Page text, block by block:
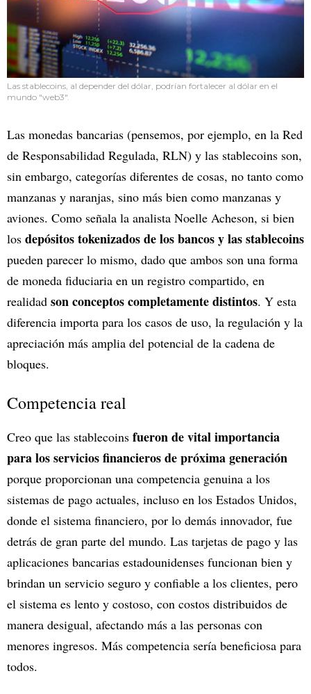
Las stablecoins, al depender del dólar, podrían fortalecer al dólar en el
mundo "web3".
Las monedas bancarias (pensemos, por ejemplo, en la Red
de Responsabilidad Regulada, RLN) y las stablecoins son,
sin embargo, categorías diferentes de cosas, no tanto como
manzanas y naranjas, sino más bien como manzanas y
aviones. Como señala la analista Noelle Acheson, si bien
los depósitos tokenizados de los bancos y las stablecoins
pueden parecer lo mismo, dado que ambos son una forma
de moneda fiduciaria en un registro compartido, en
realidad son conceptos completamente distintos. Y esta
diferencia importa para los casos de uso, la regulación y la
apreciación más amplia del potencial de la cadena de
bloques.
Competencia real
Creo que las stablecoins fueron de vital importancia
para los servicios financieros de próxima generación
porque proporcionan una competencia genuina a los
sistemas de pago actuales, incluso en los Estados Unidos,
donde el sistema financiero, por lo demás innovador, fue
detrás de gran parte del mundo. Las tarjetas de pago y las
aplicaciones bancarias estadounidenses funcionan bien y
brindan un servicio seguro y confiable a los clientes, pero
el sistema es lento y costoso, con costos distribuidos de
manera desigual, afectando más a las personas con
menores ingresos. Más competencia sería beneficiosa para
todos.